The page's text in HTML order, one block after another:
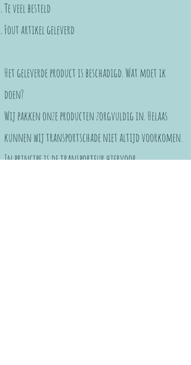
Te veel besteld
Fout artikel geleverd
Het geleverde product is beschadigd. Wat moet ik
doen?
Wij pakken onze producten zorgvuldig in. Helaas
kunnen wij transportschade niet altijd voorkomen.
In principe is de transporteur hiervoor